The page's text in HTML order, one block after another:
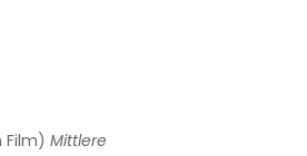
Film) Mittlere